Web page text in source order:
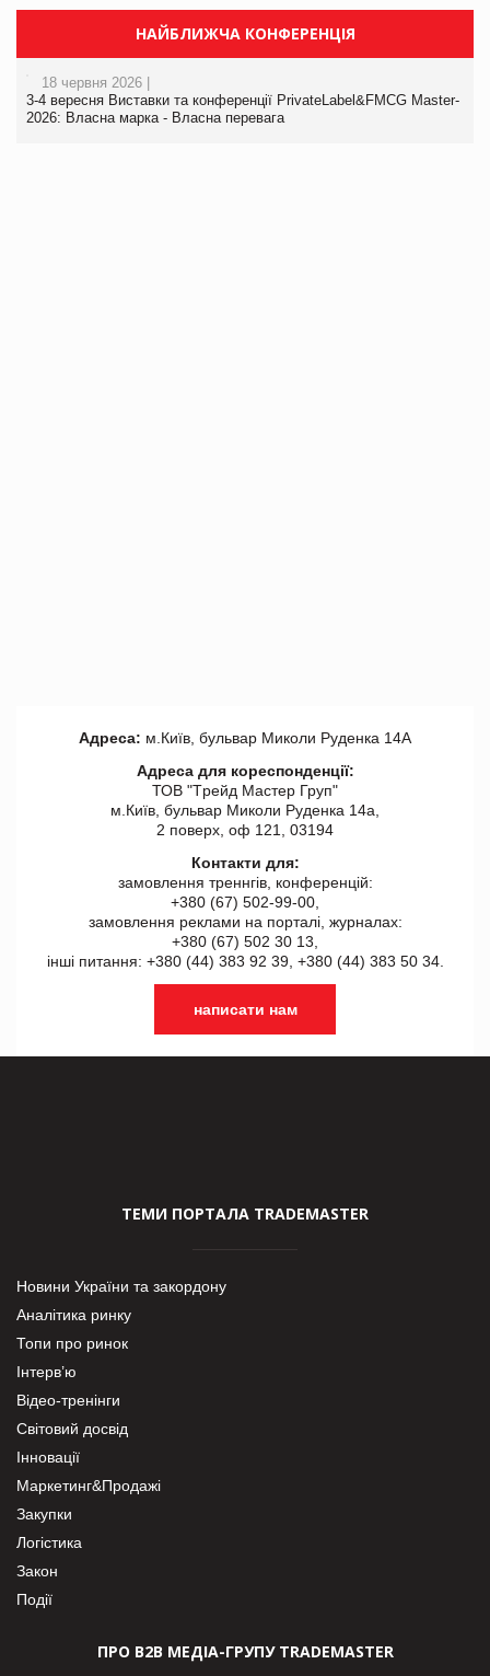
НАЙБЛИЖЧА КОНФЕРЕНЦІЯ
18 червня 2026 |
3-4 вересня Виставки та конференції PrivateLabel&FMCG Master-
2026: Власна марка - Власна перевага
Адреса: м.Київ, бульвар Миколи Руденка 14А
Адреса для кореспонденції:
ТОВ "Tрейд Мастер Груп"
м.Київ, бульвар Миколи Руденка 14а,
2 поверх, оф 121, 03194
Контакти для:
замовлення треннгів, конференцій:
+380 (67) 502-99-00,
замовлення реклами на порталі, журналах:
+380 (67) 502 30 13,
інші питання: +380 (44) 383 92 39, +380 (44) 383 50 34.
написати нам
ТЕМИ ПОРТАЛА TRADEMASTER
Новини України та закордону
Аналітика ринку
Топи про ринок
Інтерв’ю
Відео-тренінги
Світовий досвід
Інновації
Маркетинг&Продажі
Закупки
Логістика
Закон
Події
ПРО В2В МЕДІА-ГРУПУ TRADEMASTER